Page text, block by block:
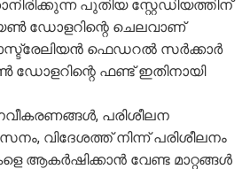
പുതിയ സ്റ്റേഡിയത്തിന്
ഡോളറിന്റെ ചെലവാണ്
ഫെഡറൽ സർക്കാർ
ഡോളറിന്റെ ഫണ്ട് ഇതിനായി
പരിശീലന
വിദേശത്ത് നിന്ന് പരിശീലനം
ആകർഷിക്കാൻ വേണ്ട മാറ്റങ്ങൾ